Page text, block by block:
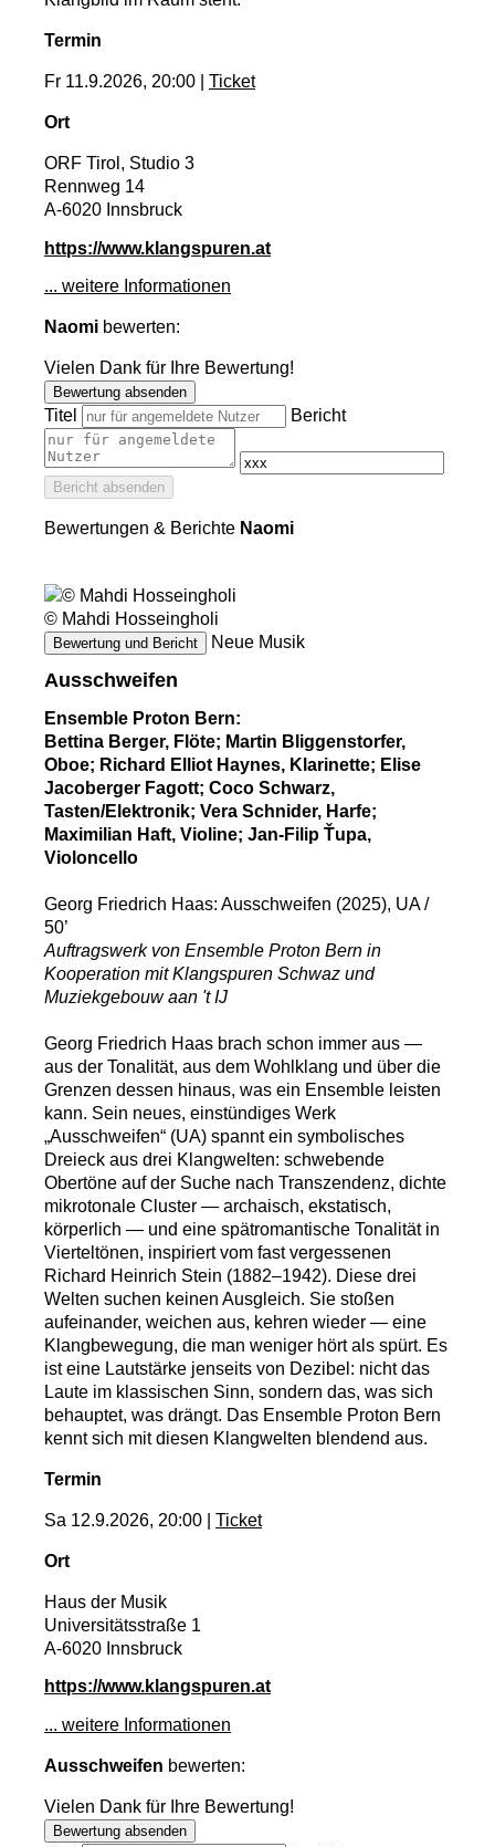
Termin
Fr 11.9.2026, 20:00 | Ticket
Ort
ORF Tirol, Studio 3
Rennweg 14
A-6020 Innsbruck
https://www.klangspuren.at
... weitere Informationen
Naomi bewerten:
Vielen Dank für Ihre Bewertung!
Bewertung absenden
Titel Bericht
Bericht absenden
Bewertungen & Berichte Naomi
© Mahdi Hosseingholi
Bewertung und Bericht Neue Musik
Ausschweifen
Ensemble Proton Bern:
Bettina Berger, Flöte; Martin Bliggenstorfer,
Oboe; Richard Elliot Haynes, Klarinette; Elise
Jacoberger Fagott; Coco Schwarz,
Tasten/Elektronik; Vera Schnider, Harfe;
Maximilian Haft, Violine; Jan-Filip Ťupa,
Violoncello
Georg Friedrich Haas: Ausschweifen (2025), UA /
50’
Auftragswerk von Ensemble Proton Bern in
Kooperation mit Klangspuren Schwaz und
Muziekgebouw aan 't IJ
Georg Friedrich Haas brach schon immer aus —
aus der Tonalität, aus dem Wohlklang und über die
Grenzen dessen hinaus, was ein Ensemble leisten
kann. Sein neues, einstündiges Werk
„Ausschweifen“ (UA) spannt ein symbolisches
Dreieck aus drei Klangwelten: schwebende
Obertöne auf der Suche nach Transzendenz, dichte
mikrotonale Cluster — archaisch, ekstatisch,
körperlich — und eine spätromantische Tonalität in
Vierteltönen, inspiriert vom fast vergessenen
Richard Heinrich Stein (1882–1942). Diese drei
Welten suchen keinen Ausgleich. Sie stoßen
aufeinander, weichen aus, kehren wieder — eine
Klangbewegung, die man weniger hört als spürt. Es
ist eine Lautstärke jenseits von Dezibel: nicht das
Laute im klassischen Sinn, sondern das, was sich
behauptet, was drängt. Das Ensemble Proton Bern
kennt sich mit diesen Klangwelten blendend aus.
Termin
Sa 12.9.2026, 20:00 | Ticket
Ort
Haus der Musik
Universitätsstraße 1
A-6020 Innsbruck
https://www.klangspuren.at
... weitere Informationen
Ausschweifen bewerten:
Vielen Dank für Ihre Bewertung!
Bewertung absenden